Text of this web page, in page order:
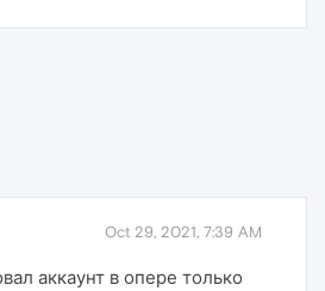
Oct 29, 2021, 7:39 AM
аккаунт в опере только